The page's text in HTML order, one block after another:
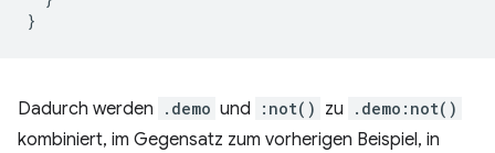
}
Dadurch werden .demo und :not() zu .demo:not()
kombiniert, im Gegensatz zum vorherigen Beispiel, in